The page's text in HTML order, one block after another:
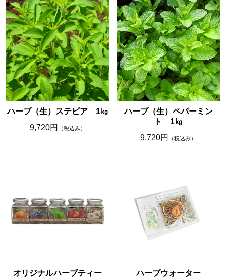
ハーブ（生）ステビア 1㎏
9,720円
（税込み）
ハーブ（生）ペパーミン
ト 1㎏
9,720円
（税込み）
オリジナルハーブティー
ハーブウォーター